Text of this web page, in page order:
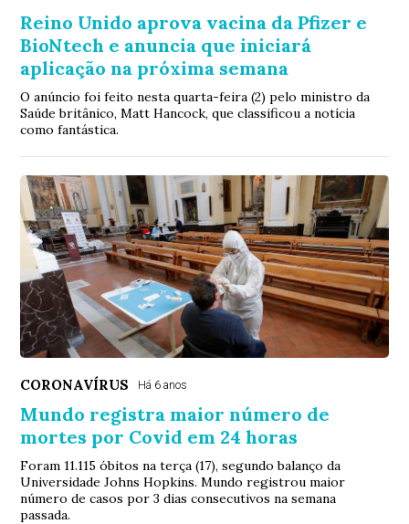
Reino Unido aprova vacina da Pfizer e
BioNtech e anuncia que iniciará
aplicação na próxima semana
O anúncio foi feito nesta quarta-feira (2) pelo ministro da
Saúde britânico, Matt Hancock, que classificou a notícia
como fantástica.
CORONAVÍRUS Há 6 anos
Mundo registra maior número de
mortes por Covid em 24 horas
Foram 11.115 óbitos na terça (17), segundo balanço da
Universidade Johns Hopkins. Mundo registrou maior
número de casos por 3 dias consecutivos na semana
passada.